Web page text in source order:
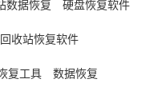
数据恢复 硬盘恢复软件
回收站恢复软件
复工具 数据恢复